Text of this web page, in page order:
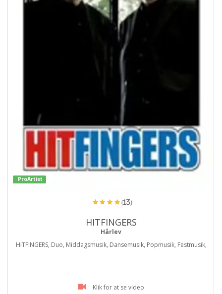
ProArtist
(13)
HITFINGERS
Hårlev
HITFINGERS, Duo, Middagsmusik, Dansemusik, Popmusik, Festmusik,
Klik for at se video